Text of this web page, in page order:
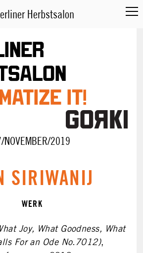
IT!
2019
Herbstsalon
SIRIWANIJ
WERK
Joy, What Goodness, What
For an Ode No.7012),